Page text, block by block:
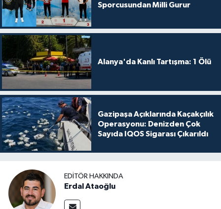
Sporcusundan Milli Gurur
Alanya'da Kanlı Tartışma: 1 Ölü
Gazipaşa Açıklarında Kaçakçılık
Operasyonu: Denizden Çok
Sayıda IQOS Sigarası Çıkarıldı
EDITÖR HAKKINDA
Erdal Ataoğlu